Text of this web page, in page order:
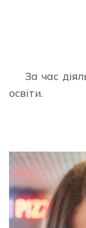
За час
освіти.